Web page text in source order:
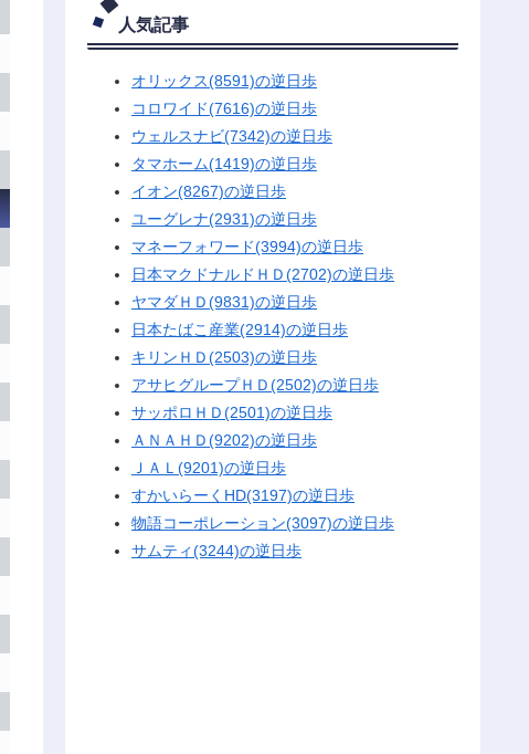
人気記事
オリックス(8591)の逆日歩
コロワイド(7616)の逆日歩
ウェルスナビ(7342)の逆日歩
タマホーム(1419)の逆日歩
イオン(8267)の逆日歩
ユーグレナ(2931)の逆日歩
マネーフォワード(3994)の逆日歩
日本マクドナルドＨＤ(2702)の逆日歩
ヤマダＨＤ(9831)の逆日歩
日本たばこ産業(2914)の逆日歩
キリンＨＤ(2503)の逆日歩
アサヒグループＨＤ(2502)の逆日歩
サッポロＨＤ(2501)の逆日歩
ＡＮＡＨＤ(9202)の逆日歩
ＪＡＬ(9201)の逆日歩
すかいらーくHD(3197)の逆日歩
物語コーポレーション(3097)の逆日歩
サムティ(3244)の逆日歩